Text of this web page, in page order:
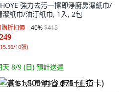
強力去污一擦即淨廚房濕紙巾/
潔紙巾/油汙紙巾, 1入, 2包
購折扣價 40%$415
10張)
天 8/9 (日) 預計送達
满 $1,500 再省 $75 (王道卡)